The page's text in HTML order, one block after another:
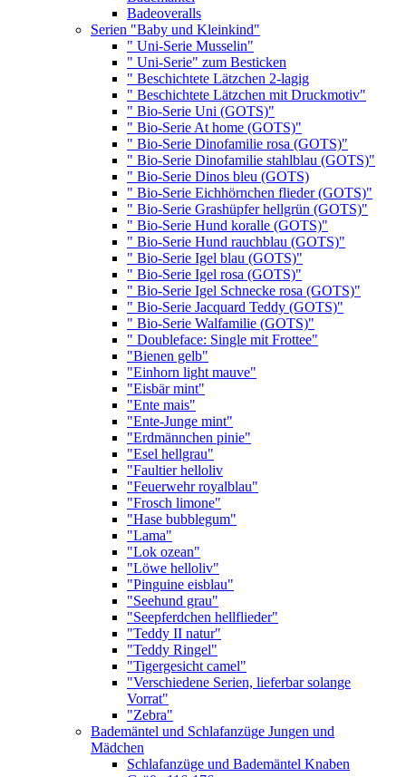
Badeoveralls
Serien "Baby und Kleinkind"
" Uni-Serie Musselin"
" Uni-Serie" zum Besticken
" Beschichtete Lätzchen 2-lagig
" Beschichtete Lätzchen mit Druckmotiv"
" Bio-Serie Uni (GOTS)"
" Bio-Serie At home (GOTS)"
" Bio-Serie Dinofamilie rosa (GOTS)"
" Bio-Serie Dinofamilie stahlblau (GOTS)"
" Bio-Serie Dinos bleu (GOTS)
" Bio-Serie Eichhörnchen flieder (GOTS)"
" Bio-Serie Grashüpfer hellgrün (GOTS)"
" Bio-Serie Hund koralle (GOTS)"
" Bio-Serie Hund rauchblau (GOTS)"
" Bio-Serie Igel blau (GOTS)"
" Bio-Serie Igel rosa (GOTS)"
" Bio-Serie Igel Schnecke rosa (GOTS)"
" Bio-Serie Jacquard Teddy (GOTS)"
" Bio-Serie Walfamilie (GOTS)"
" Doubleface: Single mit Frottee"
"Bienen gelb"
"Einhorn light mauve"
"Eisbär mint"
"Ente mais"
"Ente-Junge mint"
"Erdmännchen pinie"
"Esel hellgrau"
"Faultier helloliv
"Feuerwehr royalblau"
"Frosch limone"
"Hase bubblegum"
"Lama"
"Lok ozean"
"Löwe helloliv"
"Pinguine eisblau"
"Seehund grau"
"Seepferdchen hellflieder"
"Teddy II natur"
"Teddy Ringel"
"Tigergesicht camel"
"Verschiedene Serien, lieferbar solange
Vorrat"
"Zebra"
Bademäntel und Schlafanzüge Jungen und
Mädchen
Schlafanzüge und Bademäntel Knaben